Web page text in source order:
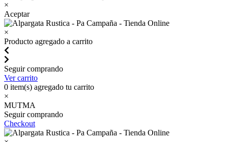
×
Aceptar
×
Producto agregado a carrito
Seguir comprando
Ver carrito
0 item(s) agregado tu carrito
×
MUTMA
Seguir comprando
Checkout